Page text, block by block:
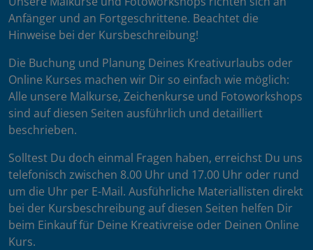
Anfänger und an Fortgeschrittene. Beachtet die
Hinweise bei der Kursbeschreibung!
Die Buchung und Planung Deines Kreativurlaubs oder
Online Kurses machen wir Dir so einfach wie möglich:
Alle unsere Malkurse, Zeichenkurse und Fotoworkshops
sind auf diesen Seiten ausführlich und detailliert
beschrieben.
Solltest Du doch einmal Fragen haben, erreichst Du uns
telefonisch zwischen 8.00 Uhr und 17.00 Uhr oder rund
um die Uhr per E-Mail. Ausführliche Materiallisten direkt
bei der Kursbeschreibung auf diesen Seiten helfen Dir
beim Einkauf für Deine Kreativreise oder Deinen Online
Kurs.